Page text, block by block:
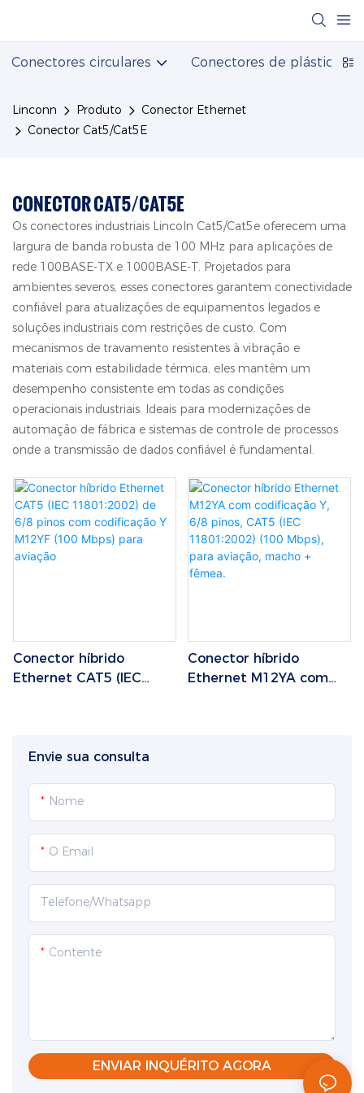
Conectores circulares Conectores de plástico
Linconn Produto
Conector Ethernet
Conector Cat5/Cat5E
CONECTOR CAT5/CAT5E
Os conectores industriais Lincoln Cat5/Cat5e oferecem uma
largura de banda robusta de 100 MHz para aplicações de
rede 100BASE-TX e 1000BASE-T. Projetados para
ambientes severos, esses conectores garantem conectividade
confiável para atualizações de equipamentos legados e
soluções industriais com restrições de custo. Com
mecanismos de travamento resistentes à vibração e
materiais com estabilidade térmica, eles mantêm um
desempenho consistente em todas as condições
operacionais industriais. Ideais para modernizações de
automação de fábrica e sistemas de controle de processos
onde a transmissão de dados confiável é fundamental.
Envie sua consulta
Nome
O Email
Telefone/whatsapp
Contente
ENVIAR INQUÉRITO AGORA
Conector híbrido
Ethernet CAT5 (IEC
aviação
Conector híbrido
Ethernet M12YA com